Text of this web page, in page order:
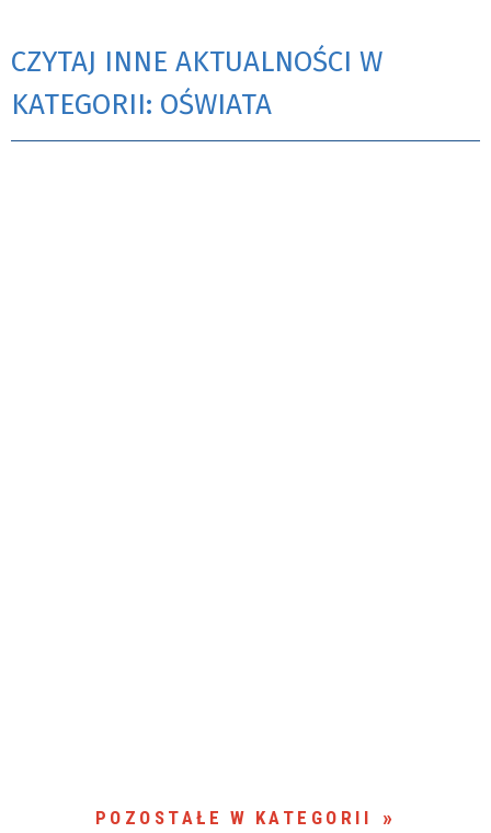
CZYTAJ INNE AKTUALNOŚCI W
KATEGORII: OŚWIATA
POZOSTAŁE W KATEGORII